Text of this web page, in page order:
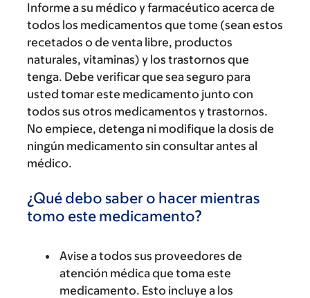
Informe a su médico y farmacéutico acerca de
todos los medicamentos que tome (sean estos
recetados o de venta libre, productos
naturales, vitaminas) y los trastornos que
tenga. Debe verificar que sea seguro para
usted tomar este medicamento junto con
todos sus otros medicamentos y trastornos.
No empiece, detenga ni modifique la dosis de
ningún medicamento sin consultar antes al
médico.
¿Qué debo saber o hacer mientras
tomo este medicamento?
Avise a todos sus proveedores de
atención médica que toma este
medicamento. Esto incluye a los